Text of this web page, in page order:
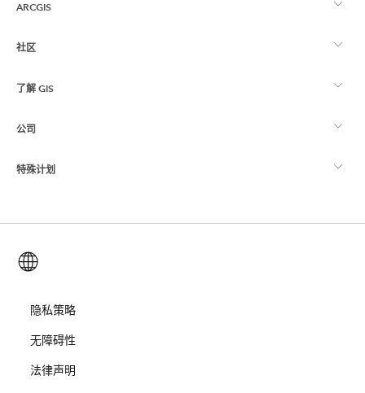
ARCGIS
ArcGIS 概览
制图
Esri Store
社区
Esri 社区
ArcGIS 博客
Esri 年轻专家关系网
活动
了解 GIS
什么是 GIS？
位置智能
培训
ArcUser
ArcNews
公司
关于 Esri
招贤纳士
开放视野
特殊计划
ArcGIS for Student Use
保护隐私策略
无障碍性
法律声明